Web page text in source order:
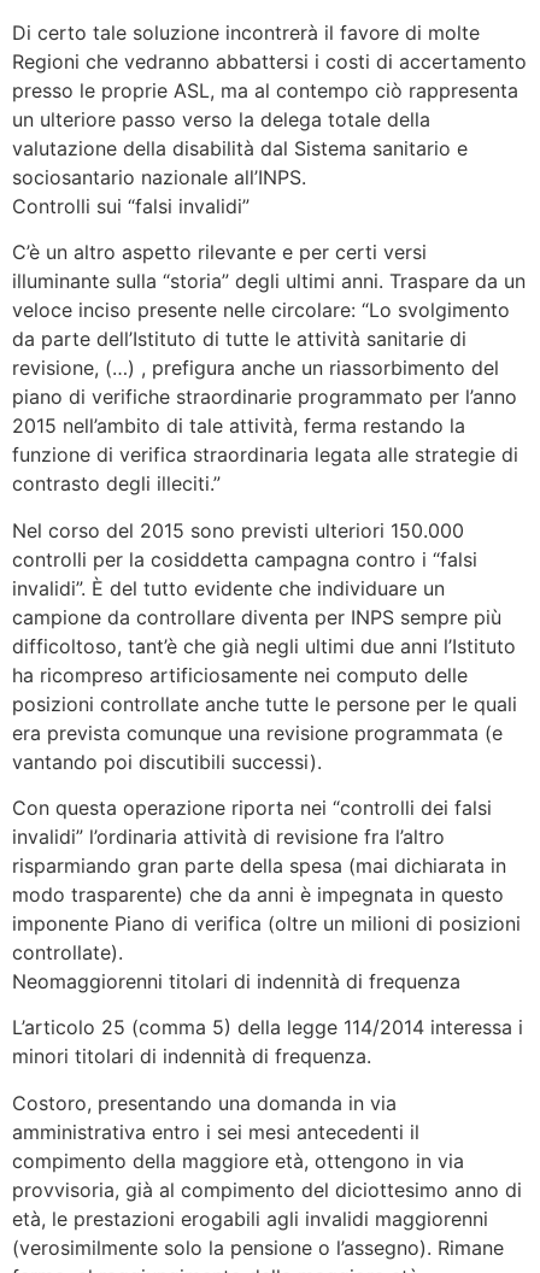
Di certo tale soluzione incontrerà il favore di molte
Regioni che vedranno abbattersi i costi di accertamento
presso le proprie ASL, ma al contempo ciò rappresenta
un ulteriore passo verso la delega totale della
valutazione della disabilità dal Sistema sanitario e
sociosantario nazionale all’INPS.
Controlli sui “falsi invalidi”
C’è un altro aspetto rilevante e per certi versi
illuminante sulla “storia” degli ultimi anni. Traspare da un
veloce inciso presente nelle circolare: “Lo svolgimento
da parte dell’Istituto di tutte le attività sanitarie di
revisione, (…) , prefigura anche un riassorbimento del
piano di verifiche straordinarie programmato per l’anno
2015 nell’ambito di tale attività, ferma restando la
funzione di verifica straordinaria legata alle strategie di
contrasto degli illeciti.”
Nel corso del 2015 sono previsti ulteriori 150.000
controlli per la cosiddetta campagna contro i “falsi
invalidi”. È del tutto evidente che individuare un
campione da controllare diventa per INPS sempre più
difficoltoso, tant’è che già negli ultimi due anni l’Istituto
ha ricompreso artificiosamente nei computo delle
posizioni controllate anche tutte le persone per le quali
era prevista comunque una revisione programmata (e
vantando poi discutibili successi).
Con questa operazione riporta nei “controlli dei falsi
invalidi” l’ordinaria attività di revisione fra l’altro
risparmiando gran parte della spesa (mai dichiarata in
modo trasparente) che da anni è impegnata in questo
imponente Piano di verifica (oltre un milioni di posizioni
controllate).
Neomaggiorenni titolari di indennità di frequenza
L’articolo 25 (comma 5) della legge 114/2014 interessa i
minori titolari di indennità di frequenza.
Costoro, presentando una domanda in via
amministrativa entro i sei mesi antecedenti il
compimento della maggiore età, ottengono in via
provvisoria, già al compimento del diciottesimo anno di
età, le prestazioni erogabili agli invalidi maggiorenni
(verosimilmente solo la pensione o l’assegno). Rimane